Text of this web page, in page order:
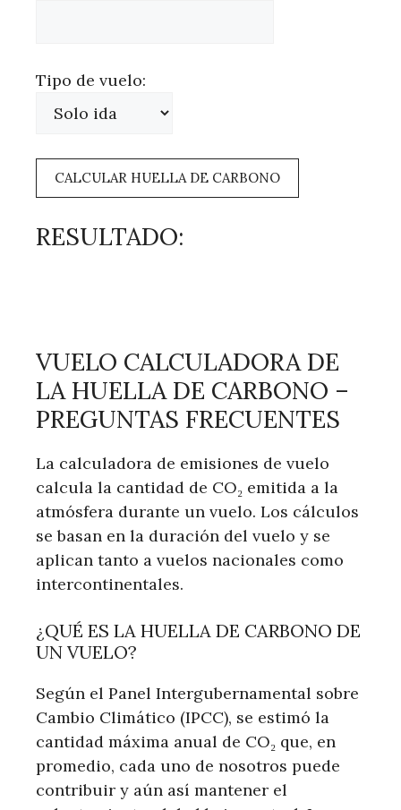
Tipo de vuelo:
CALCULAR HUELLA DE CARBONO
RESULTADO:
VUELO CALCULADORA DE
LA HUELLA DE CARBONO –
PREGUNTAS FRECUENTES
La calculadora de emisiones de vuelo
calcula la cantidad de CO₂ emitida a la
atmósfera durante un vuelo. Los cálculos
se basan en la duración del vuelo y se
aplican tanto a vuelos nacionales como
intercontinentales.
¿QUÉ ES LA HUELLA DE CARBONO DE
UN VUELO?
Según el Panel Intergubernamental sobre
Cambio Climático (IPCC), se estimó la
cantidad máxima anual de CO₂ que, en
promedio, cada uno de nosotros puede
contribuir y aún así mantener el